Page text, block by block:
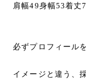
肩幅49身幅53着丈
必ずプロフィール
イメージと違う、